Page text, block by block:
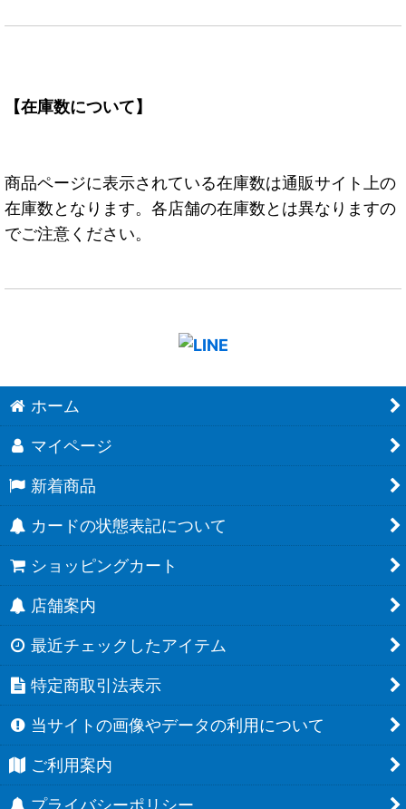
【在庫数について】
商品ページに表示されている在庫数は通販サイト上の
在庫数となります。各店舗の在庫数とは異なりますの
でご注意ください。
ホーム
マイページ
新着商品
カードの状態表記について
ショッピングカート
店舗案内
最近チェックしたアイテム
特定商取引法表示
当サイトの画像やデータの利用について
ご利用案内
プライバシーポリシー